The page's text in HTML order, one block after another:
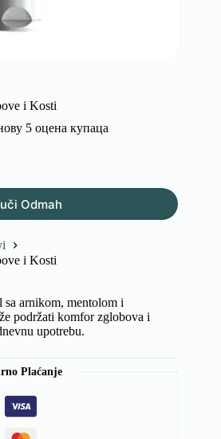
i Kosti
5 оцена купаца
Odmah
i Kosti
arnikom, mentolom i
podržati komfor zglobova i
upotrebu.
Plaćanje